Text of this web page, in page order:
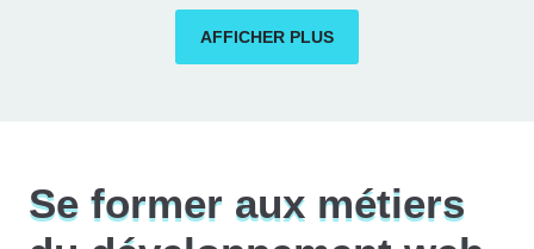
AFFICHER PLUS
Se former aux métiers